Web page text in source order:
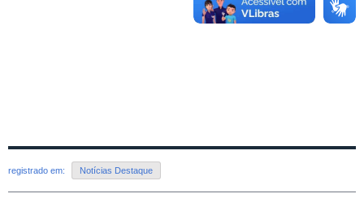
registrado em: Notícias Destaque